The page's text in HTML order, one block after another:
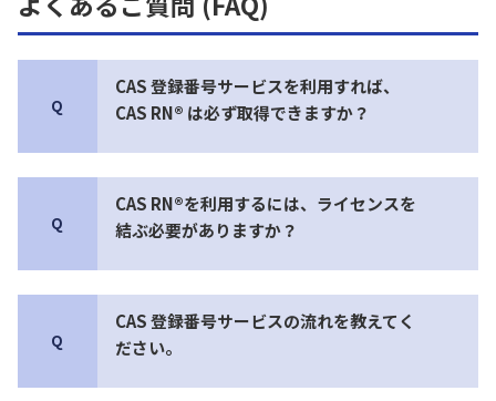
Q
CAS 登録番号サービスを利用すれば、
CAS RN® は必ず取得できますか？
Q
CAS RN®を利用するには、ライセンスを
結ぶ必要がありますか？
Q
CAS 登録番号サービスの流れを教えてく
ださい。